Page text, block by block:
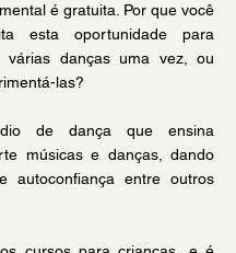
é gratuita. Por que você
esta oportunidade para
várias danças uma vez, ou
las?
de dança que ensina
músicas e danças, dando
autoconfiança entre outros